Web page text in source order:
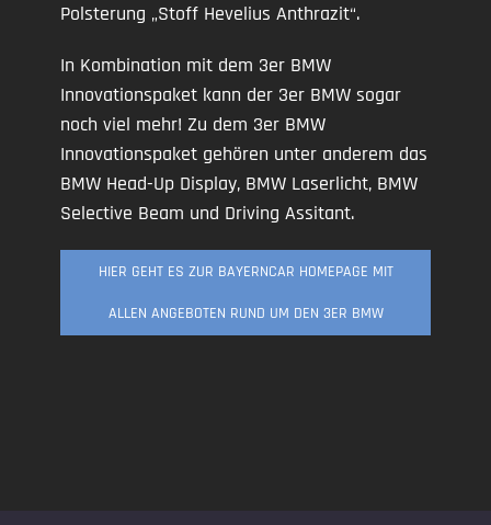
Polsterung „Stoff Hevelius Anthrazit“.
In Kombination mit dem 3er BMW
Innovationspaket kann der 3er BMW sogar
noch viel mehr! Zu dem 3er BMW
Innovationspaket gehören unter anderem das
BMW Head-Up Display, BMW Laserlicht, BMW
Selective Beam und Driving Assitant.
HIER GEHT ES ZUR BAYERNCAR HOMEPAGE MIT
ALLEN ANGEBOTEN RUND UM DEN 3ER BMW